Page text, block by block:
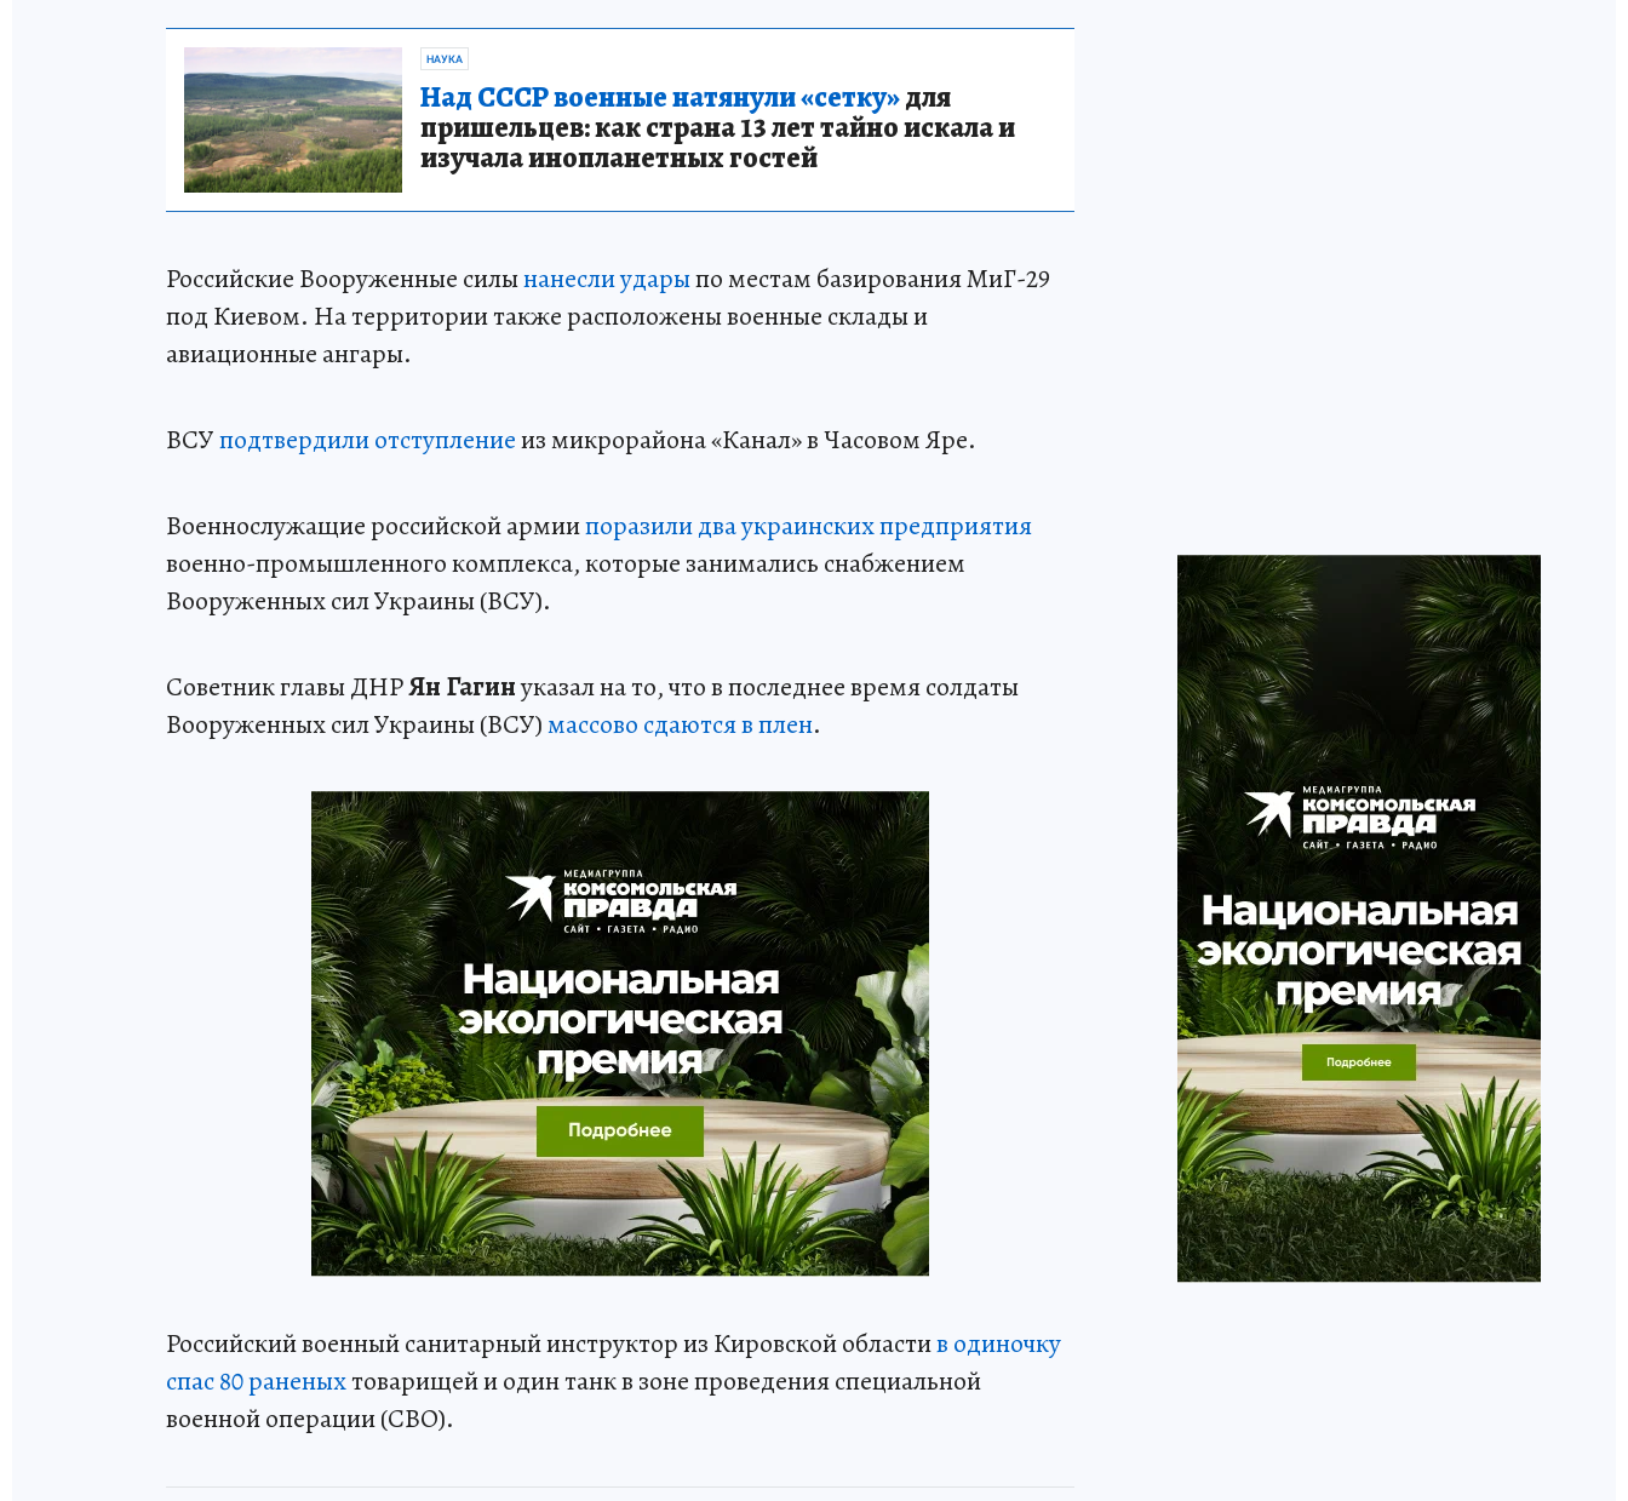
НАУКА
Над СССР военные натянули «сетку»для
пришельцев: как страна 13 лет тайно искала и
изучала инопланетных гостей
Российские Вооруженные силынанесли ударыпо местам базирования МиГ-29
под Киевом. На территории также расположены военные склады и
авиационные ангары.
ВСУподтвердили отступлениеиз микрорайона «Канал» в Часовом Яре.
Военнослужащие российской армиипоразили два украинских предприятия
военно-промышленного комплекса, которые занимались снабжением
Вооруженных сил Украины (ВСУ).
Советник главы ДНРЯн Гагинуказал на то, что в последнее время солдаты
Вооруженных сил Украины (ВСУ)массово сдаются в плен.
Российский военный санитарный инструктор из Кировской областив одиночку
спас 80 раненыхтоварищей и один танк в зоне проведения специальной
военной операции (СВО).